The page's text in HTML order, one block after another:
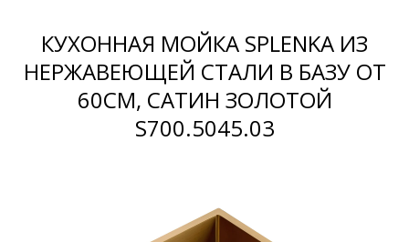
Мебель для ванных комнат
Ванны
КУХОННАЯ МОЙКА SPLENKA ИЗ
НЕРЖАВЕЮЩЕЙ СТАЛИ В БАЗУ ОТ
60СМ, САТИН ЗОЛОТОЙ
S700.5045.03